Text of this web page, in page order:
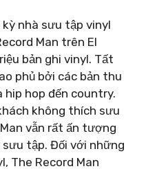
nhà sưu tập vinyl
Man trên El
bản ghi vinyl. Tất
phủ bởi các bản thu
hip hop đến country.
không thích sưu
vẫn rất ấn tượng
sưu tập. Đối với những
The Record Man